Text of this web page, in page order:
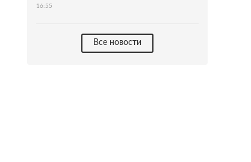
16:55
Все новости